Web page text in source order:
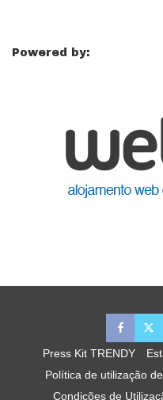
Powered by:
Press Kit TRENDY
Política de utilização
Condições de